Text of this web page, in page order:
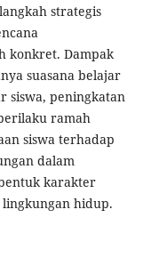
strategis
konkret. Dampak
suasana belajar
siswa, peningkatan
ramah
siswa terhadap
dalam
karakter
hidup.